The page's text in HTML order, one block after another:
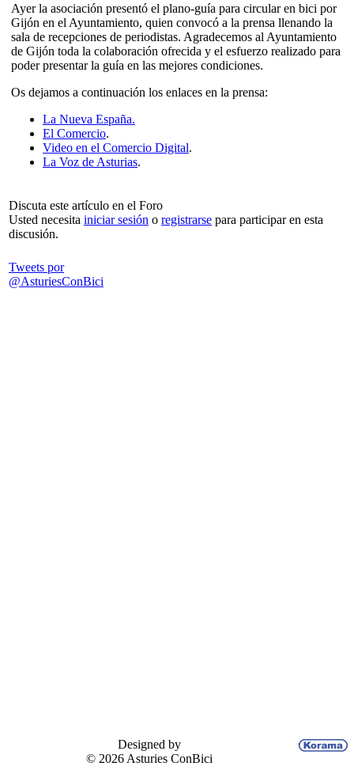
Ayer la asociación presentó el plano-guía para circular en bici por
Gijón en el Ayuntamiento, quien convocó a la prensa llenando la
sala de recepciones de periodistas. Agradecemos al Ayuntamiento
de Gijón toda la colaboración ofrecida y el esfuerzo realizado para
poder presentar la guía en las mejores condiciones.
Os dejamos a continuación los enlaces en la prensa:
La Nueva España.
El Comercio.
Video en el Comercio Digital.
La Voz de Asturias.
Discuta este artículo en el Foro
Usted necesita iniciar sesión o registrarse para participar en esta
discusión.
Tweets por
@AsturiesConBici
Designed by
© 2026 Asturies ConBici